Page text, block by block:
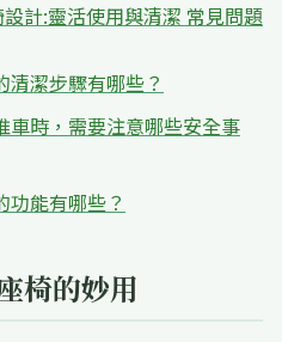
計:靈活使用與清潔 常見問題
清潔步驟有哪些？
車時，需要注意哪些安全事
功能有哪些？
椅的妙用